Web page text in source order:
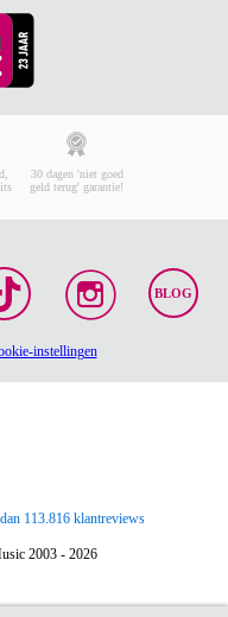
30 dagen 'niet goed
geld terug' garantie!
BLOG
instellingen
113.816 klantreviews
2003 - 2026